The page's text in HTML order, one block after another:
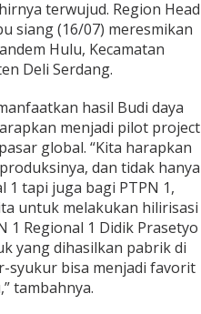
terwujud. Region Head
siang (16/07) meresmikan
Hulu, Kecamatan
Deli Serdang.
hasil Budi daya
menjadi pilot project
global. “Kita harapkan
dan tidak hanya
1 tapi juga bagi PTPN 1,
untuk melakukan hilirisasi
1 Regional 1 Didik Prasetyo
yang dihasilkan pabrik di
syukur bisa menjadi favorit
tambahnya.